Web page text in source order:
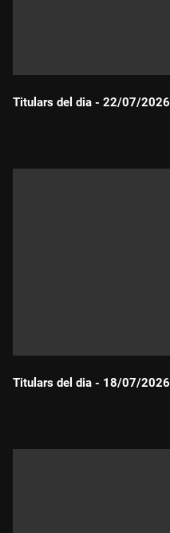
Titulars del dia - 22/07/2026
Titulars del dia - 18/07/2026